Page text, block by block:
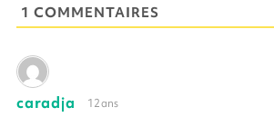
1 COMMENTAIRES
caradja 12 ans